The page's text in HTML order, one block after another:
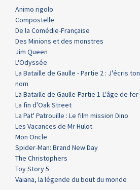
Animo rigolo
Compostelle
De la Comédie-Française
Des Minions et des monstres
Jim Queen
L'Odyssée
La Bataille de Gaulle - Partie 2 : J'écris ton
nom
La Bataille de Gaulle-Partie 1-L'âge de fer
La fin d'Oak Street
La Pat' Patrouille : Le film mission Dino
Les Vacances de Mr Hulot
Mon Oncle
Spider-Man: Brand New Day
The Christophers
Toy Story 5
Vaiana, la légende du bout du monde